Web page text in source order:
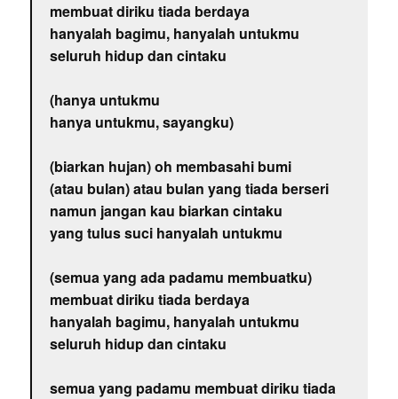
membuat diriku tiada berdaya
hanyalah bagimu, hanyalah untukmu
seluruh hidup dan cintaku
(hanya untukmu
hanya untukmu, sayangku)
(biarkan hujan) oh membasahi bumi
(atau bulan) atau bulan yang tiada berseri
namun jangan kau biarkan cintaku
yang tulus suci hanyalah untukmu
(semua yang ada padamu membuatku)
membuat diriku tiada berdaya
hanyalah bagimu, hanyalah untukmu
seluruh hidup dan cintaku
semua yang padamu membuat diriku tiada